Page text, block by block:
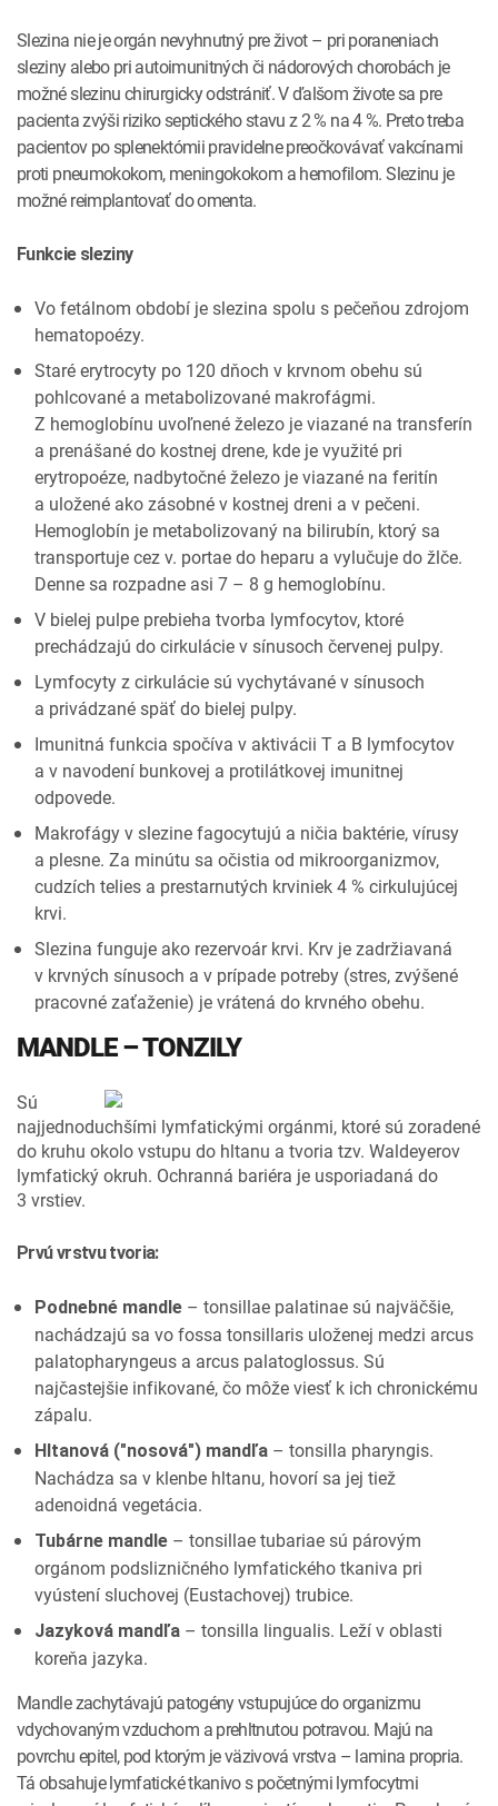
Slezina nie je orgán nevyhnutný pre život – pri poraneniach
sleziny alebo pri autoimunitných či nádorových chorobách je
možné slezinu chirurgicky odstrániť. V ďalšom živote sa pre
pacienta zvýši riziko septického stavu z 2 % na 4 %. Preto treba
pacientov po splenektómii pravidelne preočkovávať vakcínami
proti pneumokokom, meningokokom a hemofilom. Slezinu je
možné reimplantovať do omenta.
Funkcie sleziny
Vo fetálnom období je slezina spolu s pečeňou zdrojom
hematopoézy.
Staré erytrocyty po 120 dňoch v krvnom obehu sú
pohlcované a metabolizované makrofágmi.
Z hemoglobínu uvoľnené železo je viazané na transferín
a prenášané do kostnej drene, kde je využité pri
erytropoéze, nadbytočné železo je viazané na feritín
a uložené ako zásobné v kostnej dreni a v pečeni.
Hemoglobín je metabolizovaný na bilirubín, ktorý sa
transportuje cez v. portae do heparu a vylučuje do žlče.
Denne sa rozpadne asi 7 – 8 g hemoglobínu.
V bielej pulpe prebieha tvorba lymfocytov, ktoré
prechádzajú do cirkulácie v sínusoch červenej pulpy.
Lymfocyty z cirkulácie sú vychytávané v sínusoch
a privádzané späť do bielej pulpy.
Imunitná funkcia spočíva v aktivácii T a B lymfocytov
a v navodení bunkovej a protilátkovej imunitnej
odpovede.
Makrofágy v slezine fagocytujú a ničia baktérie, vírusy
a plesne. Za minútu sa očistia od mikroorganizmov,
cudzích telies a prestarnutých krviniek 4 % cirkulujúcej
krvi.
Slezina funguje ako rezervoár krvi. Krv je zadržiavaná
v krvných sínusoch a v prípade potreby (stres, zvýšené
pracovné zaťaženie) je vrátená do krvného obehu.
MANDLE – TONZILY
Sú
najjednoduchšími lymfatickými orgánmi, ktoré sú zoradené
do kruhu okolo vstupu do hltanu a tvoria tzv. Waldeyerov
lymfatický okruh. Ochranná bariéra je usporiadaná do
3 vrstiev.
Prvú vrstvu tvoria:
Podnebné mandle – tonsillae palatinae sú najväčšie,
nachádzajú sa vo fossa tonsillaris uloženej medzi arcus
palatopharyngeus a arcus palatoglossus. Sú
najčastejšie infikované, čo môže viesť k ich chronickému
zápalu.
Hltanová ("nosová") mandľa – tonsilla pharyngis.
Nachádza sa v klenbe hltanu, hovorí sa jej tiež
adenoidná vegetácia.
Tubárne mandle – tonsillae tubariae sú párovým
orgánom podslizničného lymfatického tkaniva pri
vyústení sluchovej (Eustachovej) trubice.
Jazyková mandľa – tonsilla lingualis. Leží v oblasti
koreňa jazyka.
Mandle zachytávajú patogény vstupujúce do organizmu
vdychovaným vzduchom a prehltnutou potravou. Majú na
povrchu epitel, pod ktorým je väzivová vrstva – lamina propria.
Tá obsahuje lymfatické tkanivo s početnými lymfocytmi